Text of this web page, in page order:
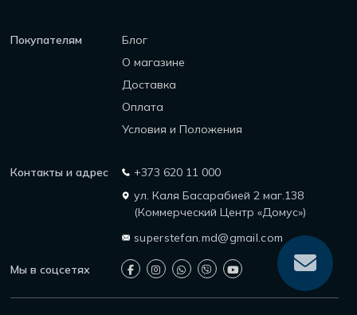
Покупателям
Блог
О магазине
Доставка
Оплата
Условия и Положения
Контакты и адрес
+373 620 11 000
ул. Каля Басарабией 2 маг.138
(Коммерческий Центр «Домус»)
superstefan.md@gmail.com
Мы в соцсетях